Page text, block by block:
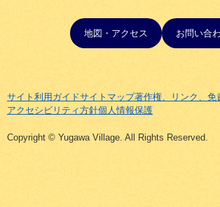
地図・アクセス お問い合
サイト利用ガイドサイトマップ著作権、リンク、免
アクセシビリティ方針個人情報保護
Copyright © Yugawa Village. All Rights Reserved.